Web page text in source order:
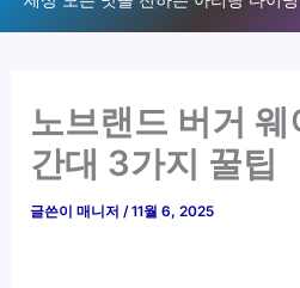
로
노브랜드 버거 웨
간대 3가지 꿀팁
글쓴이매니저/11월 6, 2025